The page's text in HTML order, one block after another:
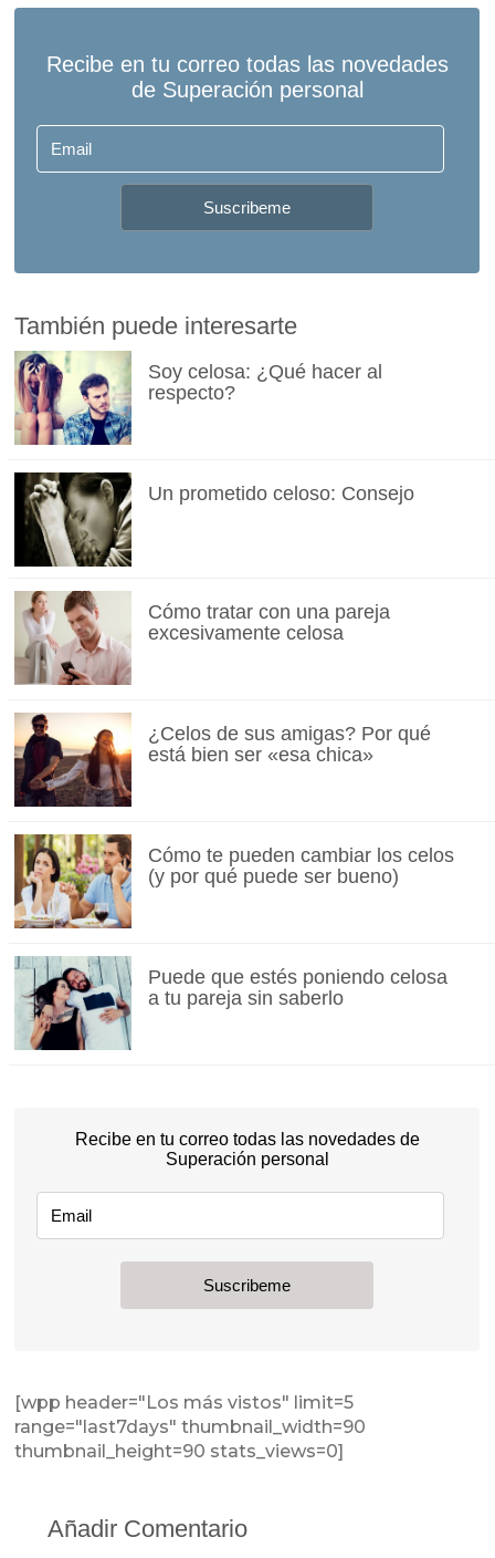
También puede interesarte
Soy celosa: ¿Qué hacer al
respecto?
Un prometido celoso: Consejo
Cómo tratar con una pareja
excesivamente celosa
¿Celos de sus amigas? Por qué
está bien ser «esa chica»
Cómo te pueden cambiar los celos
(y por qué puede ser bueno)
Puede que estés poniendo celosa
a tu pareja sin saberlo
[wpp header="Los más vistos" limit=5
range="last7days" thumbnail_width=90
thumbnail_height=90 stats_views=0]
Añadir Comentario